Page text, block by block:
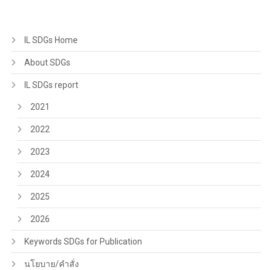
IL SDGs Home
About SDGs
IL SDGs report
2021
2022
2023
2024
2025
2026
Keywords SDGs for Publication
นโยบาย/คำสั่ง